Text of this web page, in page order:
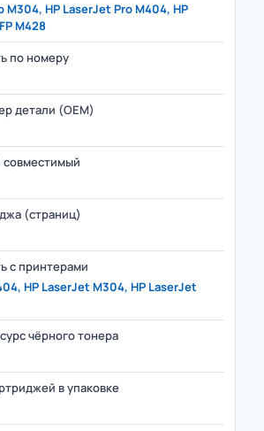
M304, HP LaserJet Pro M404, HP
M428
по номеру
детали (OEM)
(страниц)
с принтерами
HP LaserJet M304, HP LaserJet
чёрного тонера
в упаковке